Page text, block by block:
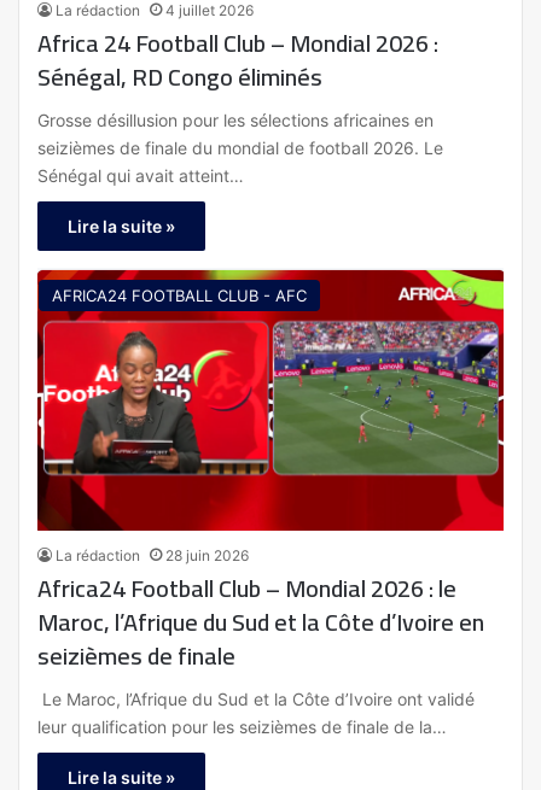
La rédaction 4 juillet 2026
Africa 24 Football Club – Mondial 2026 :
Sénégal, RD Congo éliminés
Grosse désillusion pour les sélections africaines en
seizièmes de finale du mondial de football 2026. Le
Sénégal qui avait atteint…
Lire la suite »
AFRICA24 FOOTBALL CLUB - AFC
La rédaction 28 juin 2026
Africa24 Football Club – Mondial 2026 : le
Maroc, l’Afrique du Sud et la Côte d’Ivoire en
seizièmes de finale
Le Maroc, l’Afrique du Sud et la Côte d’Ivoire ont validé
leur qualification pour les seizièmes de finale de la…
Lire la suite »